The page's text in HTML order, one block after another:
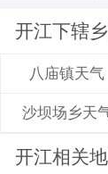
开江下辖
八庙镇天气
沙坝场乡天
开江相关